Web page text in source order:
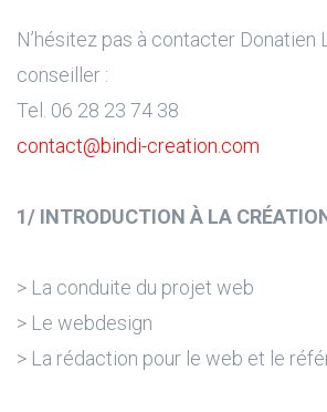
N’hésitez pas à contacter Donatien
conseiller :
Tel. 06 28 23 74 38
contact@bindi-creation.com
1/ INTRODUCTION À LA
> La conduite du projet web
> Le webdesign
> La rédaction pour le web et le